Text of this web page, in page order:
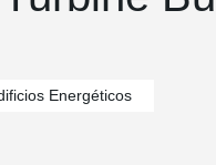
Energéticos